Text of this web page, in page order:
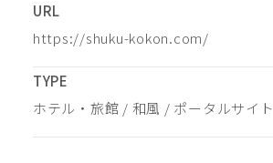
URL
https://shuku-kokon.com/
TYPE
ホテル・旅館 / 和風 / ポータルサイト